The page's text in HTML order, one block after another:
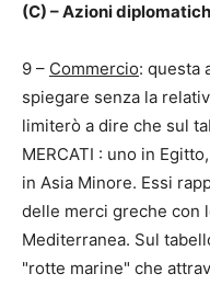
(C) – Azioni
9 – Commercio: questa
spiegare senza la
limiterò a dire che sul
MERCATI : uno in
in Asia Minore. Essi
delle merci greche con
Mediterranea. Sul
"rotte marine" che